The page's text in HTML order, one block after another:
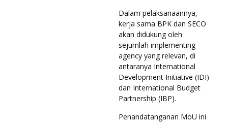
Dalam pelaksanaannya,
kerja sama BPK dan SECO
akan didukung oleh
sejumlah implementing
agency yang relevan, di
antaranya International
Development Initiative (IDI)
dan International Budget
Partnership (IBP).
Penandatanganan MoU ini